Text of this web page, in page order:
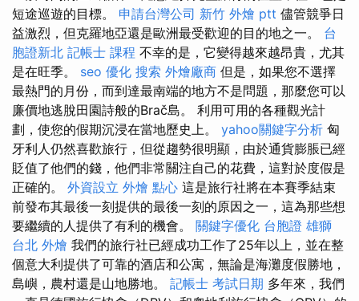
短途巡遊的目標。 申請台灣公司 新竹 外燴 ptt 儘管競爭日
益激烈，但克羅地亞還是歐洲最受歡迎的目的地之一。 台
胞證新北 記帳士 課程 不幸的是，它變得越來越昂貴，尤其
是在旺季。 seo 優化 搜索 外燴廠商 但是，如果您不選擇
最熱門的月份，而到達最南端的地方不是問題，那麼您可以
廉價地逃脫田園詩般的Brač島。 利用可用的各種觀光計
劃，使您的假期沉浸在當地歷史上。 yahoo關鍵字分析 匈
牙利人仍然喜歡旅行，但從趨勢很明顯，由於通貨膨脹已經
貶值了他們的錢，他們非常關注自己的花費，這對於度假是
正確的。 外資設立 外燴 點心 這是旅行社將在本賽季結束
前發布其最後一刻提供的最後一刻的原因之一，這為那些想
要繼續的人提供了有利的機會。 關鍵字優化 台胞證 雄獅
台北 外燴 我們的旅行社已經成功工作了25年以上，並在整
個意大利提供了可靠的酒店和公寓，無論是海灘度假勝地，
島嶼，農村還是山地勝地。 記帳士 考試日期 多年來，我們